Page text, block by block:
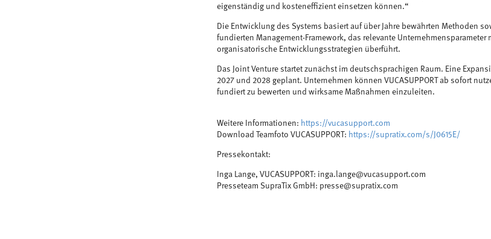
eigenständig und kosteneffizient einsetzen können.“
Die Entwicklung des Systems basiert auf über Jahre bewährten Methoden
fundierten Management-Framework, das relevante Unternehmensparameter
organisatorische Entwicklungsstrategien überführt.
Das Joint Venture startet zunächst im deutschsprachigen Raum. Eine
2027 und 2028 geplant. Unternehmen können VUCASUPPORT ab sofort
fundiert zu bewerten und wirksame Maßnahmen einzuleiten.
Weitere Informationen: https://vucasupport.com
Download Teamfoto VUCASUPPORT: https://supratix.com/s/J0615E/
Pressekontakt:
Inga Lange, VUCASUPPORT: inga.lange@vucasupport.com
Presseteam SupraTix GmbH: presse@supratix.com